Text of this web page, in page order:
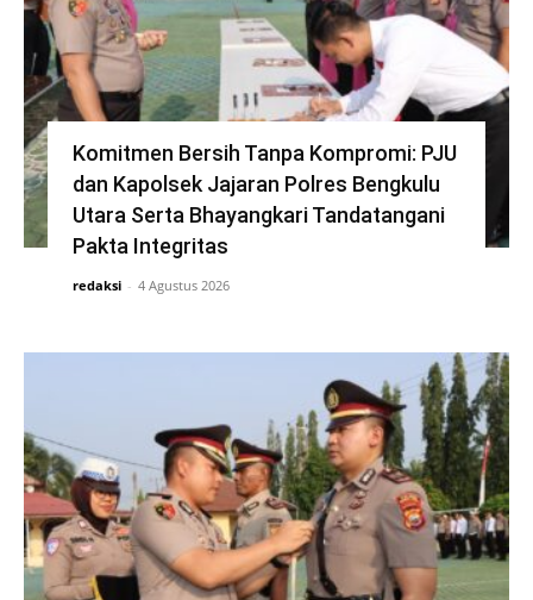
Komitmen Bersih Tanpa Kompromi: PJU
dan Kapolsek Jajaran Polres Bengkulu
Utara Serta Bhayangkari Tandatangani
Pakta Integritas
redaksi - 4 Agustus 2026